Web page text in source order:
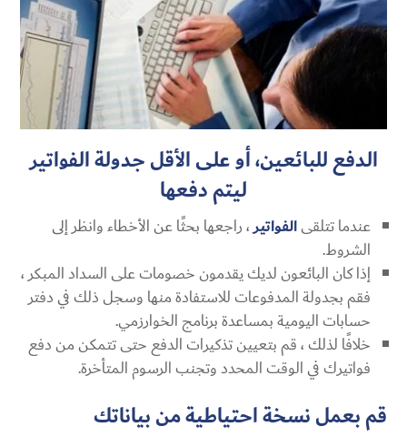
الدفع للبائعين، أو على الأقل جدولة الفواتير
ليتم دفعها
عندما تتلقىالفواتير، راجعها بحثًا عن الأخطاء وانظر إلى
الشروط.
إذا كان البائعون لديك يقدمون خصومات على السداد المبكر ،
فقم بجدولة المدفوعات للاستفادة منها وسجل ذلك في دفتر
حسابات اليومية بمساعدة برنامج الخوارزمي.
خلافًا لذلك ، قم بتعيين تذكيرات الدفع حتى تتمكن من دفع
فواتيرك في الوقت المحدد وتجنب الرسوم المتأخرة.
قم بعمل نسخة احتياطية من بياناتك